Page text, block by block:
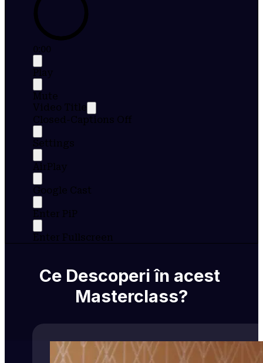
0:00
Play
Mute
Video Title
Closed-Captions Off
Settings
AirPlay
Google Cast
Enter PiP
Enter Fullscreen
Ce Descoperi în acest
Masterclass?